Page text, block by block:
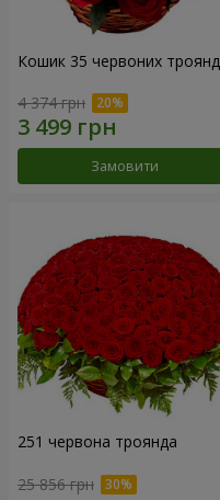
Кошик 35 червоних троянд
4 374 грн
Замовити
251 червона троянда
25 856 грн